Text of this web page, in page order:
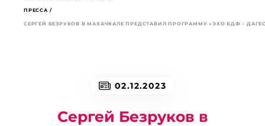
ПРЕССА
СЕРГЕЙ БЕЗРУКОВ В МАХАЧКАЛЕ ПРЕДСТАВИЛ ПРОГРАММУ «ЭХО БДФ –
02.12.2023
Сергей Безруков в